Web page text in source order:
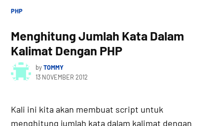
POSTED
PHP
Menghitung Jumlah Kata Dalam
Kalimat Dengan PHP
byTOMMY
13 NOVEMBER 2012
Kali ini kita akan membuat script untuk
menghitung jumlah kata dalam kalimat dengan